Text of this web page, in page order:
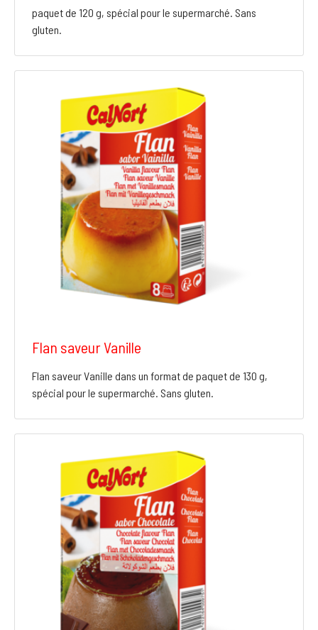
paquet de 120 g, spécial pour le supermarché. Sans
gluten.
Flan saveur Vanille
Flan saveur Vanille dans un format de paquet de 130 g,
spécial pour le supermarché. Sans gluten.